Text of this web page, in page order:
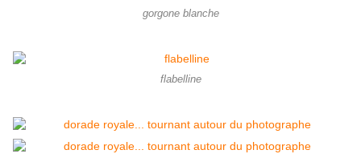
gorgone blanche
flabelline